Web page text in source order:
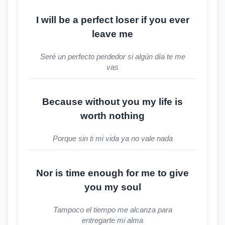
I will be a perfect loser if you ever
leave me
Seré un perfecto perdedor si algún día te me
vas
Because without you my life is
worth nothing
Porque sin ti mi vida ya no vale nada
Nor is time enough for me to give
you my soul
Tampoco el tiempo me alcanza para
entregarte mi alma